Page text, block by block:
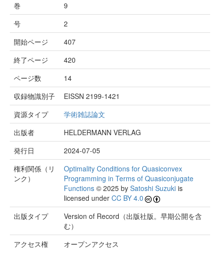
巻
9
号
2
開始ページ
407
終了ページ
420
ページ数
14
収録物識別子
EISSN 2199-1421
資源タイプ
学術雑誌論文
出版者
HELDERMANN VERLAG
発行日
2024-07-05
権利関係（リ
ンク）
Optimality Conditions for Quasiconvex
Programming in Terms of Quasiconjugate
Functions © 2025 by Satoshi Suzuki is
licensed under CC BY 4.0
出版タイプ
Version of Record（出版社版。早期公開を含
む）
アクセス権
オープンアクセス